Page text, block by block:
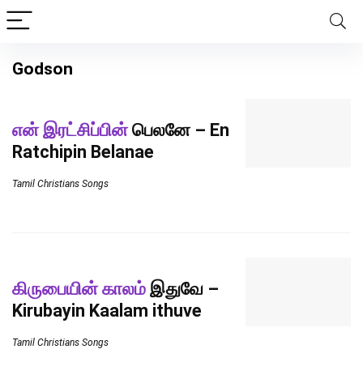
Godson
என் இரட்சிப்பின்பெலனே – En
Ratchipin Belanae
Tamil Christians Songs
கிருபையின் காலம் இதுவே –
Kirubayin Kaalam ithuve
Tamil Christians Songs